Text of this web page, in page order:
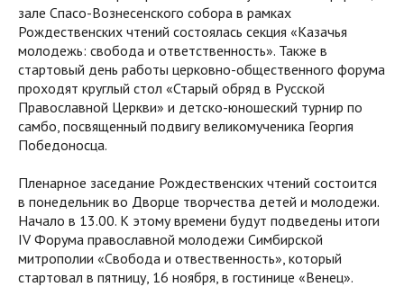
зале Спасо-Вознесенского собора в рамках
Рождественских чтений состоялась секция «Казачья
молодежь: свобода и ответственность». Также в
стартовый день работы церковно-общественного форума
проходят круглый стол «Старый обряд в Русской
Православной Церкви» и детско-юношеский турнир по
самбо, посвященный подвигу великомученика Георгия
Победоносца.
Пленарное заседание Рождественских чтений состоится
в понедельник во Дворце творчества детей и молодежи.
Начало в 13.00. К этому времени будут подведены итоги
IV Форума православной молодежи Симбирской
митрополии «Свобода и отвественность», который
стартовал в пятницу, 16 ноября, в гостинице «Венец».